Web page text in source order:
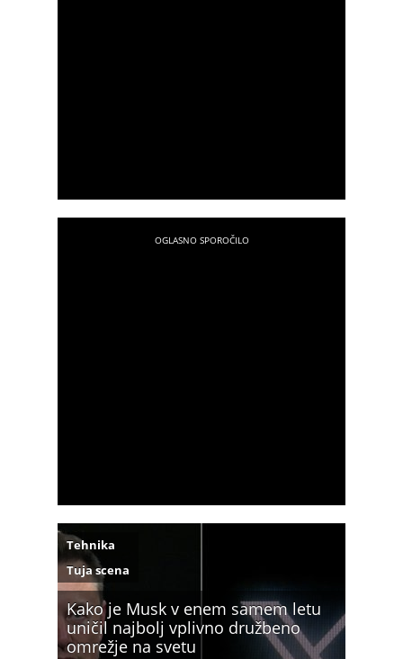
Kako je Musk v enem samem letu
uničil najbolj vplivno družbeno
omrežje na svetu
Tehnika
Tuja scena